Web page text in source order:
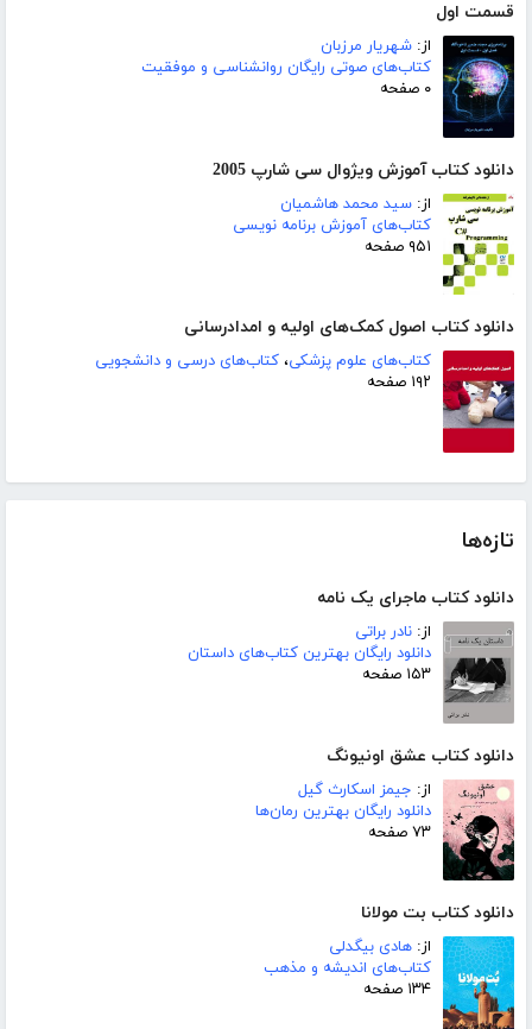
قسمت اول
از: شهریار مرزبان
کتاب‌های صوتی رایگان روانشناسی و موفقیت
۰ صفحه
دانلود کتاب آموزش ویژوال سی شارپ 2005
از: سید محمد هاشمیان
کتاب‌های آموزش برنامه نویسی
۹۵۱ صفحه
دانلود کتاب اصول کمک‌های اولیه و امدادرسانی
کتاب‌های علوم پزشکی، کتاب‌های درسی و دانشجویی
۱۹۲ صفحه
تازه‌ها
دانلود کتاب ماجرای یک نامه
از: نادر براتی
دانلود رایگان بهترین کتاب‌های داستان
۱۵۳ صفحه
دانلود کتاب عشق اونیونگ
از: جیمز اسکارث گیل
دانلود رایگان بهترین رمان‌ها
۷۳ صفحه
دانلود کتاب بت مولانا
از: هادی بیگدلی
کتاب‌های اندیشه و مذهب
۱۳۴ صفحه